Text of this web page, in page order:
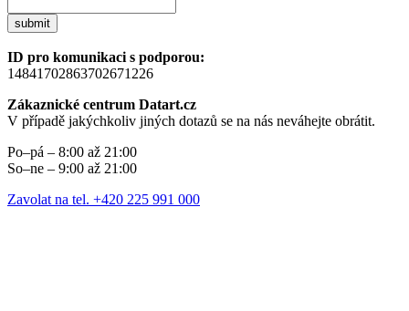
submit
ID pro komunikaci s podporou:
14841702863702671226
Zákaznické centrum Datart.cz
V případě jakýchkoliv jiných dotazů se na nás neváhejte obrátit.
Po–pá – 8:00 až 21:00
So–ne – 9:00 až 21:00
Zavolat na tel. +420 225 991 000